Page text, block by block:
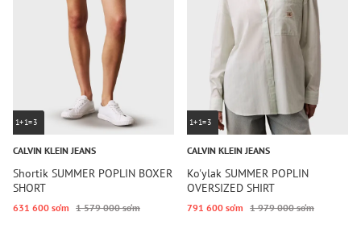
1+1=3
CALVIN KLEIN JEANS
Shortik SUMMER POPLIN BOXER
SHORT
631 600 so‘m 1 579 000 so‘m
1+1=3
CALVIN KLEIN JEANS
Ko'ylak SUMMER POPLIN
OVERSIZED SHIRT
791 600 so‘m 1 979 000 so‘m